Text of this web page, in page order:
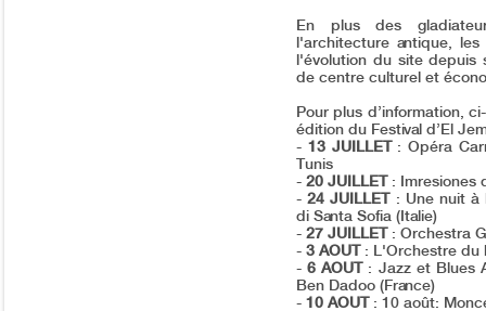
En plus des
l'architecture antique,
l'évolution du site depuis
de centre culturel et
Pour plus d’information,
édition du Festival d’El
- 13 JUILLET: Opéra
Tunis
- 20 JUILLET: Imresiones
-24 JUILLET: Une nuit à
di Santa Sofia (Italie)
- 27 JUILLET: Orchestra
- 3 AOUT: L'Orchestre du
-6 AOUT: Jazz et Blues
Ben Dadoo (France)
- 10 AOUT: 10 août: